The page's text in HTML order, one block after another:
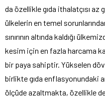
da özellikle gıda ithalatçısı
ülkelerin en temel
sınırının altında kaldığı
kesim için en fazla harcama
bir paya sahiptir. Yükselen
birlikte gıda enflasyonundaki
ölçüde azaltmakta, özellikle